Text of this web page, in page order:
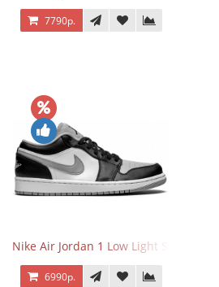
7790р.
Nike Air Jordan 1 Low Light Smoke Grey
6990р.